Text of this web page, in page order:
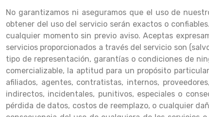
No garantizamos ni aseguramos que el uso de
obtener del uso del servicio serán exactos o
cualquier momento sin previo aviso. Aceptas
servicios proporcionados a través del servicio son
tipo de representación, garantías o condiciones de
comercializable, la aptitud para un propósito
afiliados, agentes, contratistas, internos,
indirectos, incidentales, punitivos, especiales o
pérdida de datos, costos de reemplazo, o cualquier